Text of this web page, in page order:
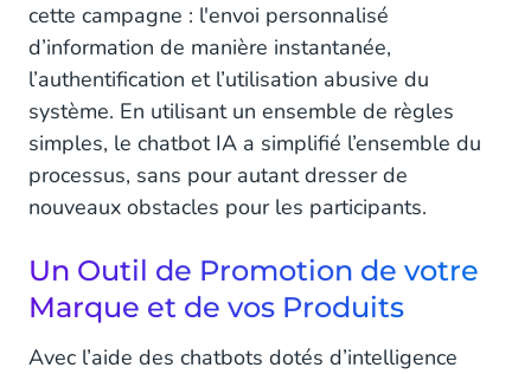
cette campagne : l'envoi personnalisé
d’information de manière instantanée,
l’authentification et l’utilisation abusive du
système. En utilisant un ensemble de règles
simples, le chatbot IA a simplifié l’ensemble du
processus, sans pour autant dresser de
nouveaux obstacles pour les participants.
Un Outil de Promotion de votre
Marque et de vos Produits
Avec l’aide des chatbots dotés d’intelligence